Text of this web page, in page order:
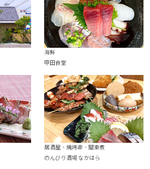
海鮮
甲田食堂
居酒屋、燒烤串、關東煮
のんびり酒場 なかはら